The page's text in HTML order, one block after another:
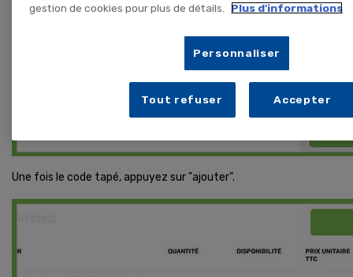
Une fois le code tapé, appuyez sur "ajouter".
gestion de cookies pour plus de détails.
Plus d'informations
Personnaliser
Tout refuser Accepter